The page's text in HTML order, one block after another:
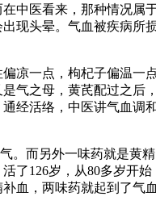
中医看来，那种情况
现头晕。气血被疾病
凉一点，枸杞子偏温
气之母，黄芪配过之
经活络，中医讲气血
。而另外一味药就是
126岁，从80多岁开
血，两味药就起到了气